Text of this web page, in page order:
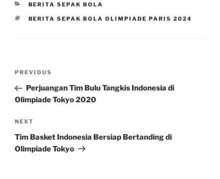
CATEGORIES
BERITA SEPAK BOLA
TAGS
BERITA SEPAK BOLA OLIMPIADE PARIS 2024
Previous
Post
PREVIOUS
Perjuangan Tim Bulu Tangkis Indonesia di
Olimpiade Tokyo 2020
Next
Post
NEXT
Tim Basket Indonesia Bersiap Bertanding di
Olimpiade Tokyo